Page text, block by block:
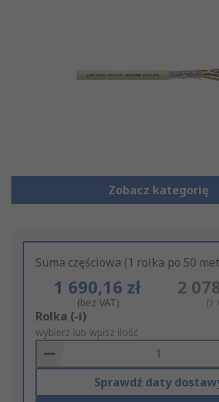
Zobacz kategorię
Suma częściowa (1 rolka po 50
1 690,16 zł
(bez VAT)
2
(z
Add
to
Basket
Rolka (-i)
wybierz lub wpisz ilość
Sprawdź daty